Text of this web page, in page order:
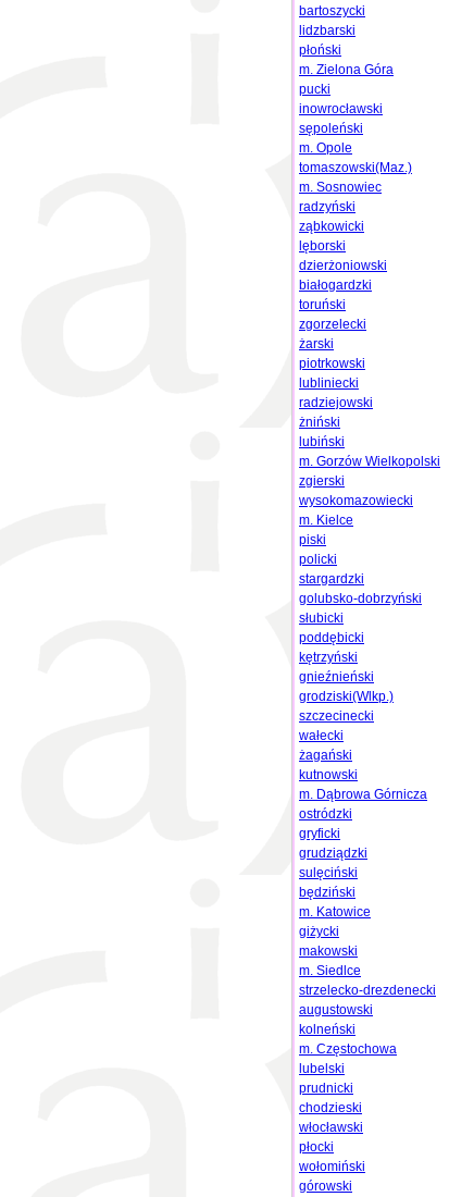
bartoszycki
lidzbarski
płoński
m. Zielona Góra
pucki
inowrocławski
sępoleński
m. Opole
tomaszowski(Maz.)
m. Sosnowiec
radzyński
ząbkowicki
lęborski
dzierżoniowski
białogardzki
toruński
zgorzelecki
żarski
piotrkowski
lubliniecki
radziejowski
żniński
lubiński
m. Gorzów Wielkopolski
zgierski
wysokomazowiecki
m. Kielce
piski
policki
stargardzki
golubsko-dobrzyński
słubicki
poddębicki
kętrzyński
gnieźnieński
grodziski(Wlkp.)
szczecinecki
wałecki
żagański
kutnowski
m. Dąbrowa Górnicza
ostródzki
gryficki
grudziądzki
sulęciński
będziński
m. Katowice
giżycki
makowski
m. Siedlce
strzelecko-drezdenecki
augustowski
kolneński
m. Częstochowa
lubelski
prudnicki
chodzieski
włocławski
płocki
wołomiński
górowski